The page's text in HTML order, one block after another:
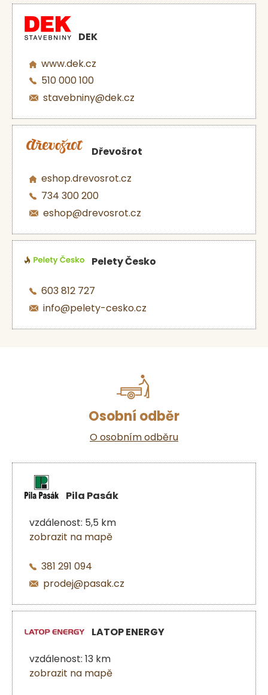
DEK
www.dek.cz
510 000 100
stavebniny@dek.cz
Dřevošrot
eshop.drevosrot.cz
734 300 200
eshop@drevosrot.cz
Pelety Česko
603 812 727
info@pelety-cesko.cz
Osobní odběr
O osobním odběru
Pila Pasák
vzdálenost: 5,5 km
zobrazit na mapě
381 291 094
prodej@pasak.cz
LATOP ENERGY
vzdálenost: 13 km
zobrazit na mapě